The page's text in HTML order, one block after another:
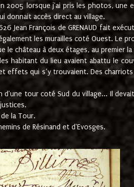
2005 lorsque j'ai pris les photos,
donnait accès direct au village.
Jean François de GRENAUD fait
les murailles coté Ouest. Le
le château à deux étages, au premier
habitant du lieu avaient abattu le
qui s’y trouvaient. Des
tour coté Sud du village... Il
la Tour.
de Résinand et d'Evosges.